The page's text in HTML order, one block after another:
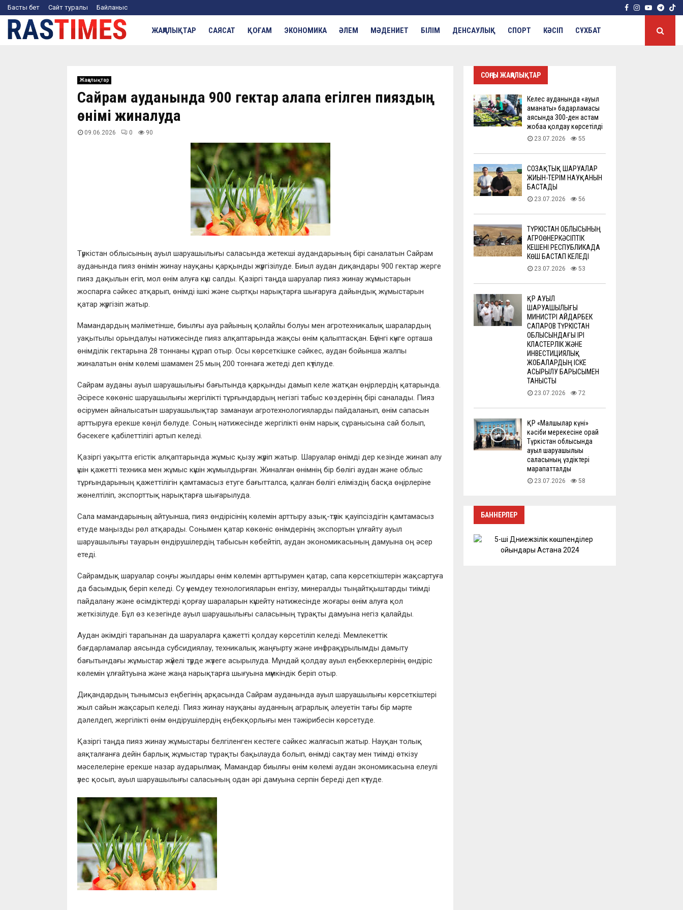
Басты бет Сайт туралы Байланыс Facebook
Instagram
Youtube
ЖАҢАЛЫҚТАР САЯСАТ ҚОҒАМ ЭКОНОМИКА ӘЛЕМ МӘДЕНИЕТ БІЛІМ ДЕНСАУЛЫҚ СПОРТ КӘСІП СҰХБАТ
Жаңалықтар
Сайрам ауданында 900 гектар алқапқа егілген пияздың
өнімі жиналуда
09.06.2026 0 90
Түркістан облысының ауыл шаруашылығы саласында жетекші аудандарының бірі саналатын Сайрам
ауданында пияз өнімін жинау науқаны қарқынды жүргізілуде. Биыл аудан диқандары 900 гектар жерге
пияз дақылын егіп, мол өнім алуға күш салды. Қазіргі таңда шаруалар пияз жинау жұмыстарын
жоспарға сәйкес атқарып, өнімді ішкі және сыртқы нарықтарға шығаруға дайындық жұмыстарын
қатар жүргізіп жатыр.
Мамандардың мәліметінше, биылғы ауа райының қолайлы болуы мен агротехникалық шаралардың
уақытылы орындалуы нәтижесінде пияз алқаптарында жақсы өнім қалыптасқан. Бүгінгі күнге орташа
өнімділік гектарына 28 тоннаны құрап отыр. Осы көрсеткішке сәйкес, аудан бойынша жалпы
жиналатын өнім көлемі шамамен 25 мың 200 тоннаға жетеді деп күтілуде.
Сайрам ауданы ауыл шаруашылығы бағытында қарқынды дамып келе жатқан өңірлердің қатарында.
Әсіресе көкөніс шаруашылығы жергілікті тұрғындардың негізгі табыс көздерінің бірі саналады. Пияз
өсірумен айналысатын шаруашылықтар заманауи агротехнологияларды пайдаланып, өнім сапасын
арттыруға ерекше көңіл бөлуде. Соның нәтижесінде жергілікті өнім нарық сұранысына сай болып,
бәсекеге қабілеттілігі артып келеді.
Қазіргі уақытта егістік алқаптарында жұмыс қызу жүріп жатыр. Шаруалар өнімді дер кезінде жинап алу
үшін қажетті техника мен жұмыс күшін жұмылдырған. Жиналған өнімнің бір бөлігі аудан және облыс
тұрғындарының қажеттілігін қамтамасыз етуге бағытталса, қалған бөлігі еліміздің басқа өңірлеріне
жөнелтіліп, экспорттық нарықтарға шығарылуда.
Сала мамандарының айтуынша, пияз өндірісінің көлемін арттыру азық-түлік қауіпсіздігін қамтамасыз
етуде маңызды рөл атқарады. Сонымен қатар көкөніс өнімдерінің экспортын ұлғайту ауыл
шаруашылығы тауарын өндірушілердің табысын көбейтіп, аудан экономикасының дамуына оң әсер
етеді.
Сайрамдық шаруалар соңғы жылдары өнім көлемін арттырумен қатар, сапа көрсеткіштерін жақсартуға
да басымдық беріп келеді. Су үнемдеу технологияларын енгізу, минералды тыңайтқыштарды тиімді
пайдалану және өсімдіктерді қорғау шараларын күшейту нәтижесінде жоғары өнім алуға қол
жеткізілуде. Бұл өз кезегінде ауыл шаруашылығы саласының тұрақты дамуына негіз қалайды.
Аудан әкімдігі тарапынан да шаруаларға қажетті қолдау көрсетіліп келеді. Мемлекеттік
бағдарламалар аясында субсидиялау, техникалық жаңғырту және инфрақұрылымды дамыту
бағытындағы жұмыстар жүйелі түрде жүзеге асырылуда. Мұндай қолдау ауыл еңбеккерлерінің өндіріс
көлемін ұлғайтуына және жаңа нарықтарға шығуына мүмкіндік беріп отыр.
Диқандардың тынымсыз еңбегінің арқасында Сайрам ауданында ауыл шаруашылығы көрсеткіштері
жыл сайын жақсарып келеді. Пияз жинау науқаны ауданның аграрлық әлеуетін тағы бір мәрте
дәлелдеп, жергілікті өнім өндірушілердің еңбекқорлығы мен тәжірибесін көрсетуде.
Қазіргі таңда пияз жинау жұмыстары белгіленген кестеге сәйкес жалғасып жатыр. Науқан толық
аяқталғанға дейін барлық жұмыстар тұрақты бақылауда болып, өнімді сақтау мен тиімді өткізу
мәселелеріне ерекше назар аударылмақ. Мамандар биылғы өнім көлемі аудан экономикасына елеулі
үлес қосып, ауыл шаруашылығы саласының одан әрі дамуына серпін береді деп күтуде.
СОҢҒЫ ЖАҢАЛЫҚТАР
Келес ауданында «ауыл
аманаты» бағдарламасы
аясында 300-ден астам
жобаға қолдау көрсетілді
23.07.2026 55
СОЗАҚТЫҚ ШАРУАЛАР
ЖИЫН-ТЕРІМ НАУҚАНЫН
БАСТАДЫ
23.07.2026 56
ТҮРКІСТАН ОБЛЫСЫНЫҢ
АГРОӨНЕРКӘСІПТІК
КЕШЕНІ РЕСПУБЛИКАДА
КӨШ БАСТАП КЕЛЕДІ
23.07.2026 53
ҚР АУЫЛ
ШАРУАШЫЛЫҒЫ
МИНИСТРІ АЙДАРБЕК
САПАРОВ ТҮРКІСТАН
ОБЛЫСЫНДАҒЫ ІРІ
КЛАСТЕРЛІК ЖӘНЕ
ИНВЕСТИЦИЯЛЫҚ
ЖОБАЛАРДЫҢ ІСКЕ
АСЫРЫЛУ БАРЫСЫМЕН
ТАНЫСТЫ
23.07.2026 72
ҚР «Малшылар күні»
кәсіби мерекесіне орай
Түркістан облысында
ауыл шаруашылығы
саласының үздіктері
марапатталды
23.07.2026 58
БАННЕРЛЕР